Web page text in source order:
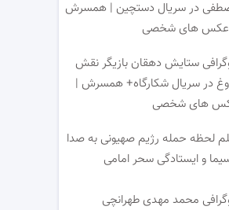
در سریال دستچین | همسرش
های شخصی
ستایش دهقان بازیگر نقش
در سریال شکارگاه+ همسرش |
های شخصی
لحظه حمله رژیم صهیونی به صدا
و ایستادگی سحر امامی
محمد مهدی طهرانچی